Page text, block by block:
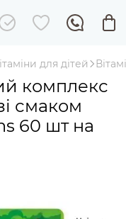
для дітей
комплекс
смаком
60 шт на